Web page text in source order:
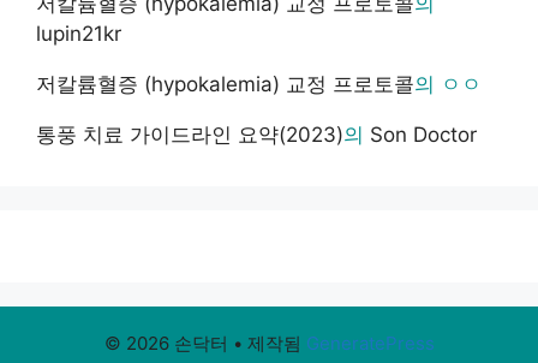
lupin21kr
저칼륨혈증 (hypokalemia) 교정 프로토콜의 ㅇㅇ
통풍 치료 가이드라인 요약(2023)의 Son Doctor
© 2026 손닥터 • 제작됨 GeneratePress